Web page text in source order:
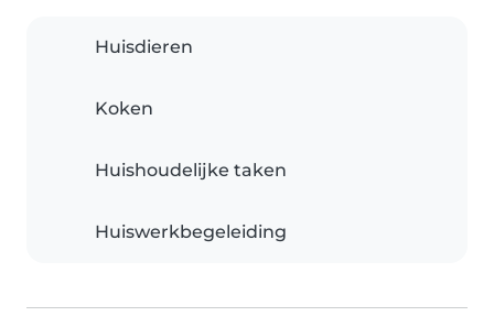
Huisdieren
Koken
Huishoudelijke taken
Huiswerkbegeleiding